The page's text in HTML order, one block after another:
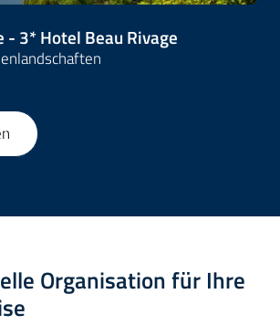
- 3* Hotel Beau Rivage
Organisation für Ihre